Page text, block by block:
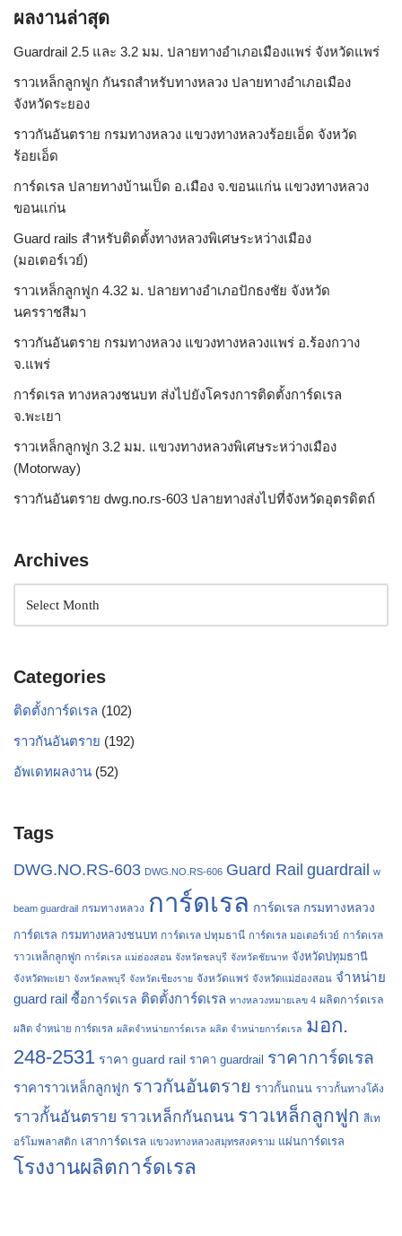
ผลงานล่าสุด
Guardrail 2.5 และ 3.2 มม. ปลายทางอำเภอเมืองแพร่ จังหวัดแพร่
ราวเหล็กลูกฟูก กันรถสําหรับทางหลวง ปลายทางอำเภอเมือง
จังหวัดระยอง
ราวกันอันตราย กรมทางหลวง แขวงทางหลวงร้อยเอ็ด จังหวัด
ร้อยเอ็ด
การ์ดเรล ปลายทางบ้านเป็ด อ.เมือง จ.ขอนแก่น แขวงทางหลวง
ขอนแก่น
Guard rails สำหรับติดตั้งทางหลวงพิเศษระหว่างเมือง
(มอเตอร์เวย์)
ราวเหล็กลูกฟูก 4.32 ม. ปลายทางอำเภอปักธงชัย จังหวัด
นครราชสีมา
ราวกันอันตราย กรมทางหลวง แขวงทางหลวงแพร่ อ.ร้องกวาง
จ.แพร่
การ์ดเรล ทางหลวงชนบท ส่งไปยังโครงการติดตั้งการ์ดเรล
จ.พะเยา
ราวเหล็กลูกฟูก 3.2 มม. แขวงทางหลวงพิเศษระหว่างเมือง
(Motorway)
ราวกันอันตราย dwg.no.rs-603 ปลายทางส่งไปที่จังหวัดอุตรดิตถ์
Archives
Categories
ติดตั้งการ์ดเรล (102)
ราวกันอันตราย (192)
อัพเดทผลงาน (52)
Tags
DWG.NO.RS-603 DWG.NO.RS-606 Guard Rail guardrail w
beam guardrail กรมทางหลวง การ์ดเรล การ์ดเรล กรมทางหลวง
การ์ดเรล กรมทางหลวงชนบท การ์ดเรล ปทุมธานี การ์ดเรล มอเตอร์เวย์ การ์ดเรล
ราวเหล็กลูกฟูก การ์ดเรล แม่ฮ่องสอน จังหวัดชลบุรี จังหวัดชัยนาท จังหวัดปทุมธานี
จังหวัดพะเยา จังหวัดลพบุรี จังหวัดเชียงราย จังหวัดแพร่ จังหวัดแม่ฮ่องสอน จำหน่าย
guard rail ซื้อการ์ดเรล ติดตั้งการ์ดเรล ทางหลวงหมายเลข 4 ผลิตการ์ดเรล
ผลิต จำหน่าย การ์ดเรล ผลิตจำหน่ายการ์ดเรล ผลิต จำหน่ายการ์ดเรล มอก.
248-2531 ราคา guard rail ราคา guardrail ราคาการ์ดเรล
ราคาราวเหล็กลูกฟูก ราวกันอันตราย ราวกั้นถนน ราวกั้นทางโค้ง
ราวกั้นอันตราย ราวเหล็กกันถนน ราวเหล็กลูกฟูก สีเท
อร์โมพลาสติก เสาการ์ดเรล แขวงทางหลวงสมุทรสงคราม แผ่นการ์ดเรล
โรงงานผลิตการ์ดเรล